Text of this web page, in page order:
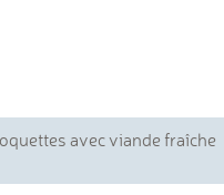
avec viande fraîche